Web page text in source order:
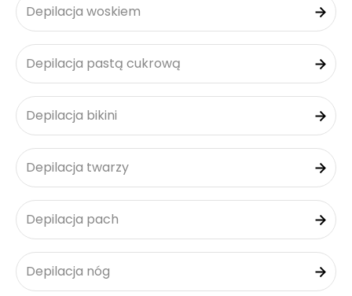
Depilacja woskiem
Depilacja pastą cukrową
Depilacja bikini
Depilacja twarzy
Depilacja pach
Depilacja nóg